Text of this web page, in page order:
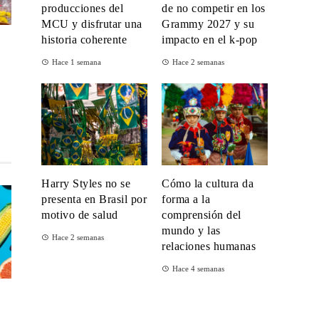
producciones del
MCU y disfrutar una
historia coherente
Hace 1 semana
de no competir en los
Grammy 2027 y su
impacto en el k-pop
Hace 2 semanas
Harry Styles no se
presenta en Brasil por
motivo de salud
Hace 2 semanas
Cómo la cultura da
forma a la
comprensión del
mundo y las
relaciones humanas
Hace 4 semanas